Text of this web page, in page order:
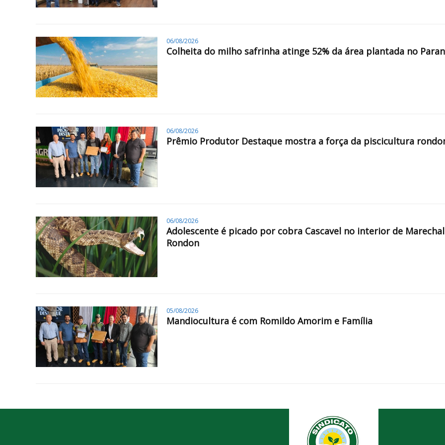
06/08/2026
Colheita do milho safrinha atinge 52% da área plantada no
06/08/2026
Prêmio Produtor Destaque mostra a força da piscicultura
06/08/2026
Adolescente é picado por cobra Cascavel no interior de Marechal
Rondon
05/08/2026
Mandiocultura é com Romildo Amorim e Família